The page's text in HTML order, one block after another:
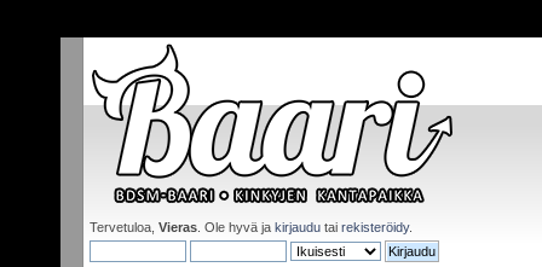
Tervetuloa, Vieras . Ole hyvä ja kirjaudu tai rekisteröidy.